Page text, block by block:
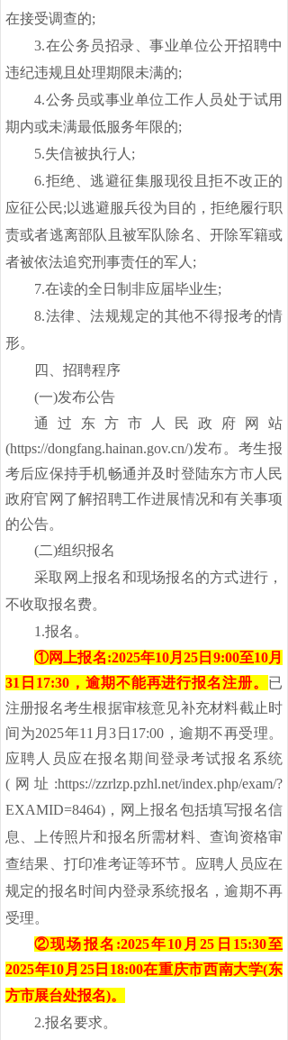
在接受调查的;
3.在公务员招录、事业单位公开招聘中
违纪违规且处理期限未满的;
4.公务员或事业单位工作人员处于试用
期内或未满最低服务年限的;
5.失信被执行人;
6.拒绝、逃避征集服现役且拒不改正的
应征公民;以逃避服兵役为目的，拒绝履行职
责或者逃离部队且被军队除名、开除军籍或
者被依法追究刑事责任的军人;
7.在读的全日制非应届毕业生;
8.法律、法规规定的其他不得报考的情
形。
四
、招聘程序
(一)发布公告
通过东方市人民政府网站
(https://dongfang.hainan.gov.cn/)发布。考生报
考后应保持手机畅通并及时登陆东方市人民
政府官网了解招聘工作进展情况和有关事项
的公告。
(二)组织报名
采取网上报名和现场报名的方式进行，
不收取报名费。
1.报名 。
①网上报名:2025年10月25 日9:00至10月
31 日17:30，逾期不能再进行报名注册。 已
注册报名考生根据审核意见补充材料截止时
间为2025年11月3 日17:00，逾期不再受理。
应聘人员应在报名期间登录考试报名系统
( 网址:https://zzrlzp.pzhl.net/index.php/exam/?
EXAMID=8464) ，网上报名包括填写报名信
息、上传照片和报名所需材料、查询资格审
查结果、打印准考证等环节。应聘人员应在
规定的报名时间内登录系统报名，逾期不再
受理。
②现场报名:2025年10月25日15:30至
2025年10月25日18:00在重庆市西南大学(东
方市展台处报名)。
2.报名要求。